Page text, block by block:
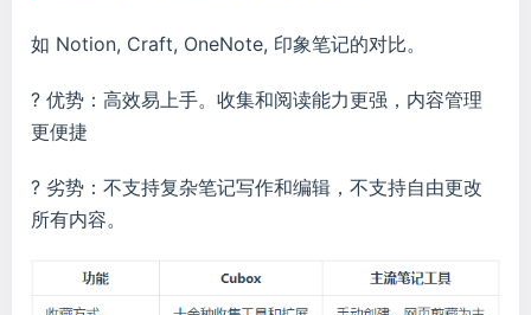
如 Notion, Craft, OneNote, 印象笔记的对比。
? 优势：高效易上手。收集和阅读能力更强，内容管理
更便捷
? 劣势：不支持复杂笔记写作和编辑，不支持自由更改
所有内容。